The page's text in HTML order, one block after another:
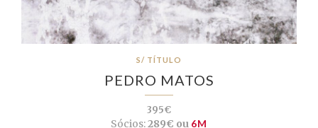
S/ TÍTULO
PEDRO MATOS
395€
Sócios:289€ ou 6M